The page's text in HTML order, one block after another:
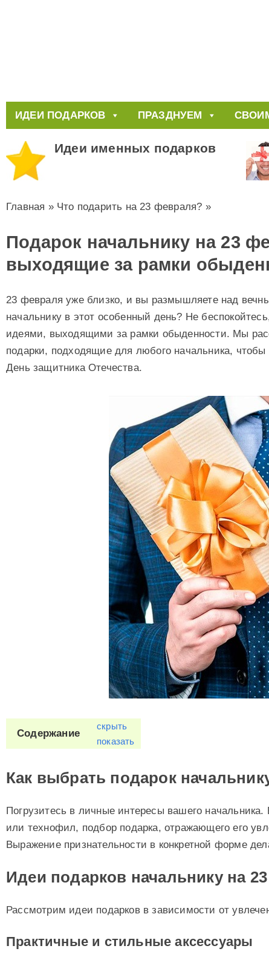
ИДЕИ ПОДАРКОВ ПРАЗДНУЕМ
Идеи именных подарков
Главная » Что подарить на 23 февраля? »
Подарок начальнику на 23
выходящие за рамки
23 февраля уже близко, и вы размышляете над
начальнику в этот особенный день? Не
идеями, выходящими за рамки обыденности. Мы
подарки, подходящие для любого начальника,
День защитника Отечества.
Содержание
скрыть
показать
Как выбрать подарок
Погрузитесь в личные интересы вашего
или технофил, подбор подарка, отражающего его
Выражение признательности в конкретной форме
Идеи подарков начальнику на
Рассмотрим идеи подарков в зависимости от
Практичные и стильные аксессуары